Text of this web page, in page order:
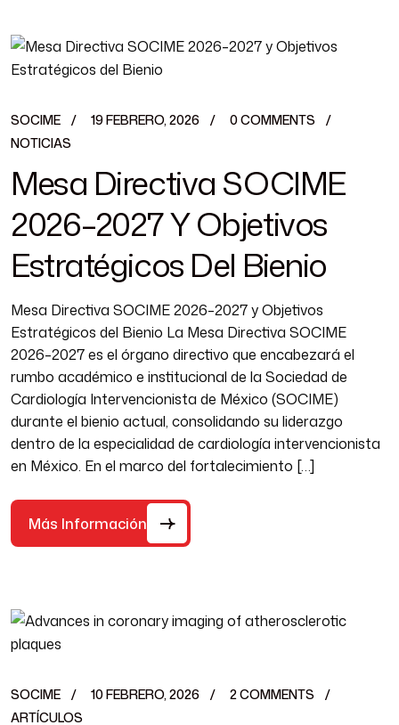
SOCIME 19 FEBRERO, 2026
0 COMMENTS
NOTICIAS
Mesa Directiva SOCIME
2026–2027 Y Objetivos
Estratégicos Del Bienio
Mesa Directiva SOCIME 2026–2027 y Objetivos
Estratégicos del Bienio La Mesa Directiva SOCIME
2026–2027 es el órgano directivo que encabezará el
rumbo académico e institucional de la Sociedad de
Cardiología Intervencionista de México (SOCIME)
durante el bienio actual, consolidando su liderazgo
dentro de la especialidad de cardiología intervencionista
en México. En el marco del fortalecimiento […]
Más Información
SOCIME 10 FEBRERO, 2026
2 COMMENTS
ARTÍCULOS